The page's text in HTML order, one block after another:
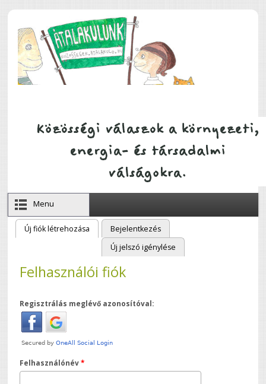
Menu
Elsődleges fülek
Új fiók létrehozása (aktív fül)Bejelentkezés
Új jelszó igénylése
Felhasználói fiók
Regisztrálás meglévő azonosítóval:
Felhasználónév*